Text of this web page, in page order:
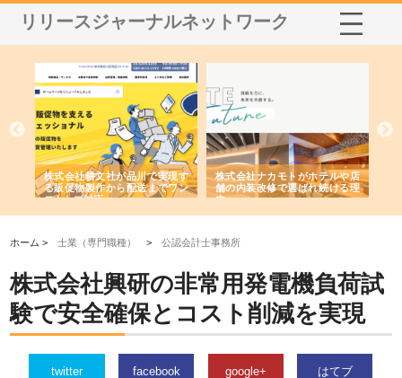
リリースジャーナルネットワーク
株式会社耕文社が品川で実現す
る販促物製作から配送までワン
ストップ対応
株式会社ナカモトがホテルや店
舗の内装改修で選ばれ続ける理
由
ホーム >士業（専門職種） >公認会計士事務所
株式会社興研の非常用発電機負荷試
験で安全確保とコスト削減を実現
twitter facebook google+ はてブ